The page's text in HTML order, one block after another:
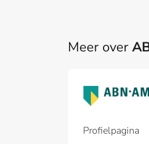
Meer over
Profielpagina